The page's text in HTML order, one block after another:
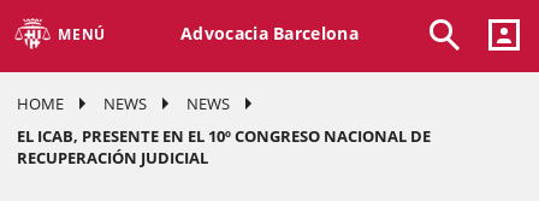
MENÚ Advocacia Barcelona
HOME NEWS
NEWS
EL ICAB, PRESENTE EN EL 10º CONGRESO NACIONAL DE
RECUPERACIÓN JUDICIAL